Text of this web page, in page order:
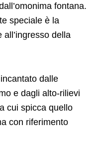
fontana.
speciale è la
della
dalle
e dagli alto-rilievi
cui spicca quello
con riferimento